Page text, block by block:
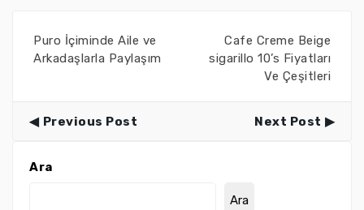
Puro İçiminde Aile ve
Arkadaşlarla Paylaşım
Cafe Creme Beige
sigarillo 10’s Fiyatları
Ve Çeşitleri
Previous Post Next Post
Ara
Ara